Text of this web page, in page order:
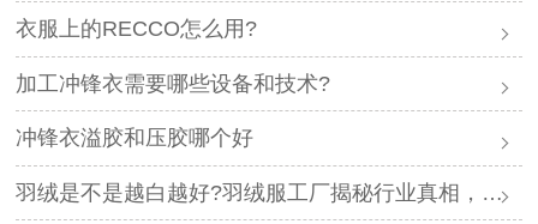
衣服上的RECCO怎么用?
加工冲锋衣需要哪些设备和技术?
冲锋衣溢胶和压胶哪个好
羽绒是不是越白越好?羽绒服工厂揭秘行业真相，避开漂白绒陷阱